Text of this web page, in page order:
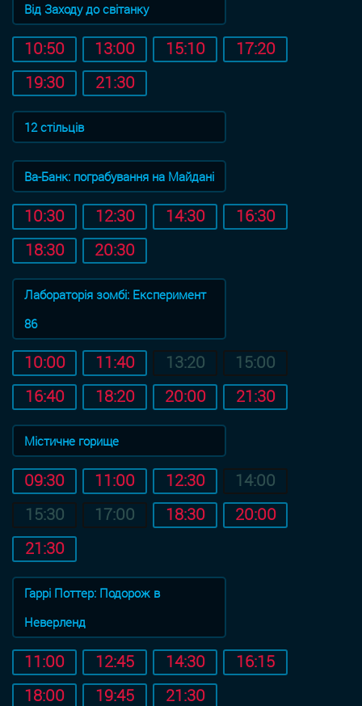
Від Заходу до світанку
10:50 13:00 15:10
17:20
19:30
21:30
12 стільців
Ва-Банк: пограбування на Майдані
10:30 12:30 14:30
16:30
18:30
20:30
Лабораторія зомбі: Експеримент
86
10:00 11:40 13:20
15:00
16:40
18:20 20:00 21:30
Містичне горище
09:30 11:00 12:30
14:00
15:30
17:00 18:30
20:00
21:30
Гаррі Поттер: Подорож в
Неверленд
11:00 12:45 14:30
16:15
18:00
19:45 21:30